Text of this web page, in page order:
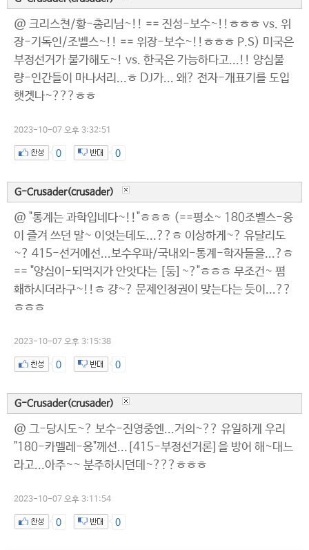
@ 크리스쳔/황-총리님~!! == 진성-보수~!!ㅎㅎㅎ vs. 위
장-기독인/조벨스~!! == 위장-보수~!!ㅎㅎㅎ P.S) 미국은
부정선거가 불가해도~! vs. 한국은 가능하다고...!! 양심불
량-인간들이 마나서리...ㅎ DJ가... 왜? 전자-개표기를 도입
햇겟나~???ㅎㅎ
2023-10-07 오후 3:32:51
0 0
G-Crusader(crusader)
@ "통계는 과학입네다~!!"ㅎㅎㅎ (==평소~ 180조벨스-옹
이 즐겨 쓰던 말~ 이엇는데도...??ㅎ 이상하게~? 유달리도
~? 415-선거에선...보수우파/국내외-통계-학자들을...?ㅎ
== "양심이-되먹지가 안앗다는 [둥]~?"ㅎㅎㅎ 무조건~ 폄
홰하시더라구~!!ㅎ 걍~? 문제인정권이 맞는다는 듯이...??
ㅎㅎㅎ
2023-10-07 오후 3:15:38
0 0
G-Crusader(crusader)
@ 그-당시도~? 보수-진영중엔...거의~?? 유일하게 우리
"180-카멜레-옹"께선...[415-부정선거론]을 방어 해~대느
라고...아주~~ 분주하시던데~???ㅎㅎㅎ
2023-10-07 오후 3:11:54
0 0